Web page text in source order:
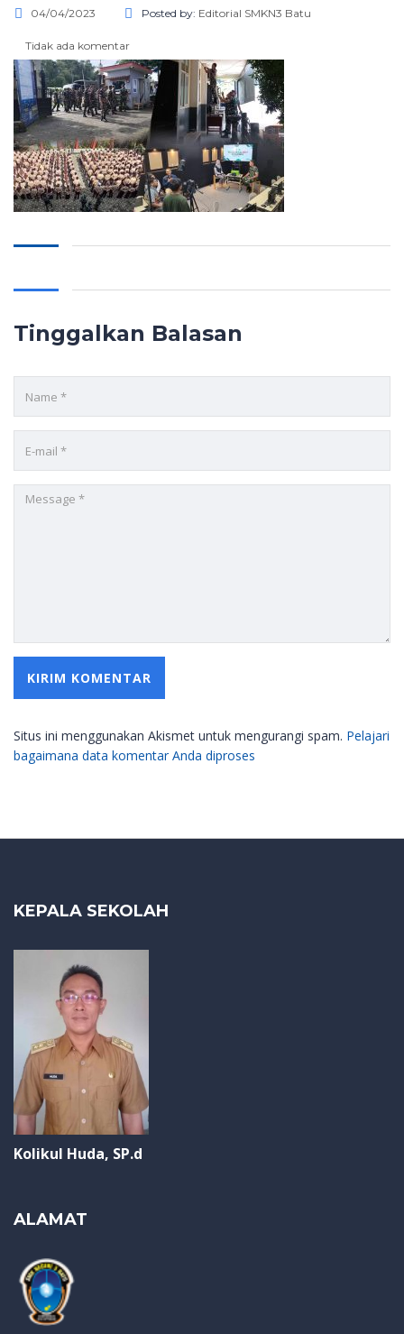
04/04/2023 Posted by: Editorial SMKN3 Batu
Tidak ada komentar
Tinggalkan Balasan
Situs ini menggunakan Akismet untuk mengurangi spam. Pelajari
bagaimana data komentar Anda diproses
KEPALA SEKOLAH
Kolikul Huda, SP.d
ALAMAT